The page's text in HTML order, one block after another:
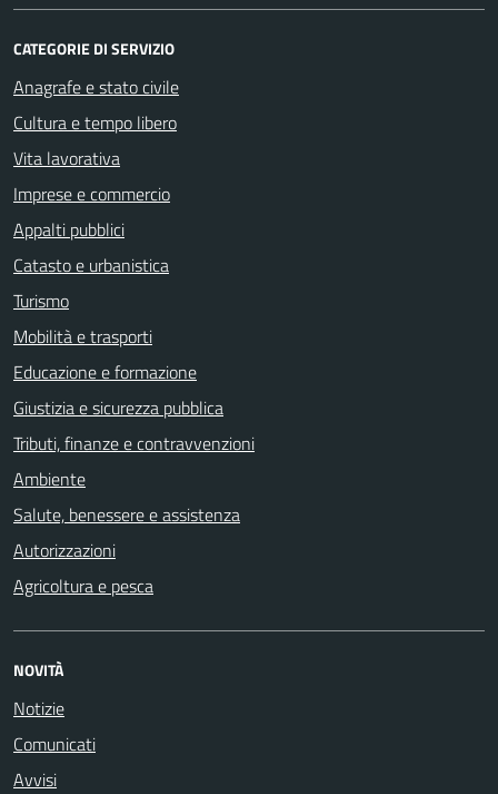
CATEGORIE DI SERVIZIO
Anagrafe e stato civile
Cultura e tempo libero
Vita lavorativa
Imprese e commercio
Appalti pubblici
Catasto e urbanistica
Turismo
Mobilità e trasporti
Educazione e formazione
Giustizia e sicurezza pubblica
Tributi, finanze e contravvenzioni
Ambiente
Salute, benessere e assistenza
Autorizzazioni
Agricoltura e pesca
NOVITÀ
Notizie
Comunicati
Avvisi